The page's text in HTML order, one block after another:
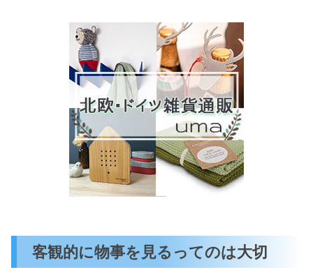
客観的に物事を見るってのは大切